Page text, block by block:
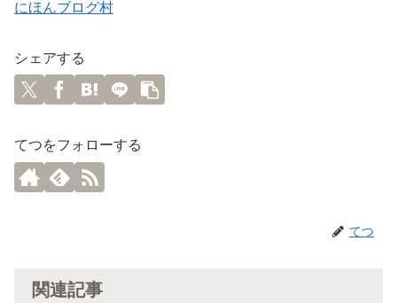
にほんブログ村
シェアする
てつをフォローする
てつ
関連記事